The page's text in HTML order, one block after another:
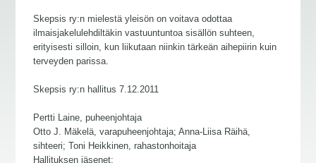
Skepsis ry:n mielestä yleisön on voitava odottaa
ilmaisjakelulehdiltäkin vastuuntuntoa sisällön suhteen,
erityisesti silloin, kun liikutaan niinkin tärkeän aihepiirin kuin
terveyden parissa.
Skepsis ry:n hallitus 7.12.2011
Pertti Laine, puheenjohtaja
Otto J. Mäkelä, varapuheenjohtaja; Anna-Liisa Räihä,
sihteeri; Toni Heikkinen, rahastonhoitaja
Hallituksen jäsenet: